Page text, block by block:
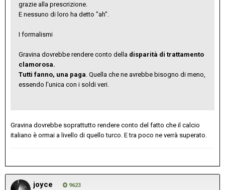
grazie alla prescrizione.
E nessuno di loro ha detto "ah".
I formalismi
Gravina dovrebbe rendere conto della disparità di trattamento
clamorosa.
Tutti fanno, una paga. Quella che ne avrebbe bisogno di meno,
essendo l'unica con i soldi veri.
Gravina dovrebbe soprattutto rendere conto del fatto che il calcio
italiano è ormai a livello di quello turco. E tra poco ne verrà superato.
joyce 9623